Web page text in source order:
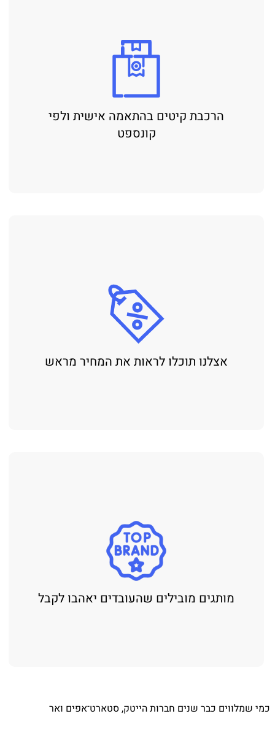
הרכבת קיטים בהתאמה אישית ולפי
קונספט
אצלנו תוכלו לראות את המחיר מראש
מותגים מובילים שהעובדים יאהבו לקבל
שמלווים כבר שנים חברות הייטק, סטארט־אפים ואר